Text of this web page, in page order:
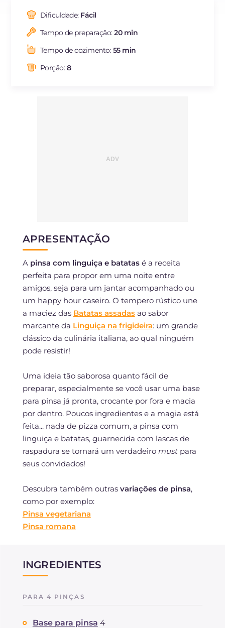
ES
FR
NL
Dificuldade: Fácil
Tempo de preparação:20 min
Tempo de cozimento:55 min
Porção:8
APRESENTAÇÃO
A pinsa com linguiça e batatasé a receita
perfeita para propor em uma noite entre
amigos, seja para um jantar acompanhado ou
um happy hour caseiro. O tempero rústico une
a maciez das Batatas assadasao sabor
marcante da Linguiça na frigideira: um grande
clássico da culinária italiana, ao qual ninguém
pode resistir!
Uma ideia tão saborosa quanto fácil de
preparar, especialmente se você usar uma base
para pinsa já pronta, crocante por fora e macia
por dentro. Poucos ingredientes e a magia está
feita... nada de pizza comum, a pinsa com
linguiça e batatas, guarnecida com lascas de
raspadura se tornará um verdadeiro mustpara
seus convidados!
Descubra também outras variações de pinsa,
como por exemplo:
Pinsa vegetariana
Pinsa romana
INGREDIENTES
PARA 4 PINÇAS
Base para pinsa 4